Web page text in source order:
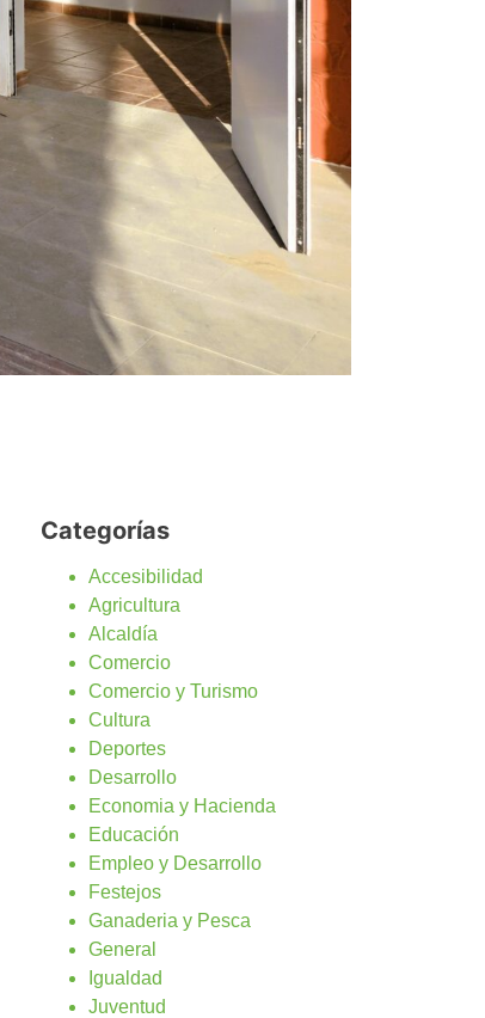
Categorías
Accesibilidad
Agricultura
Alcaldía
Comercio
Comercio y Turismo
Cultura
Deportes
Desarrollo
Economia y Hacienda
Educación
Empleo y Desarrollo
Festejos
Ganaderia y Pesca
General
Igualdad
Juventud